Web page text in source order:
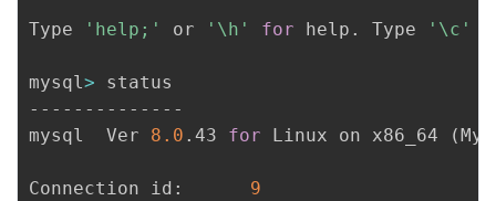
Type 'help;' or '\h' for help. Type '\c'
mysql> status
--------------
mysql  Ver 8.0 .43 for Linux on x86_64 (
9